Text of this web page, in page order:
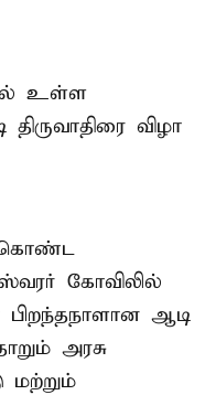
உள்ள
விழா
கோவிலில்
ஆடி
அரசு
மற்றும்